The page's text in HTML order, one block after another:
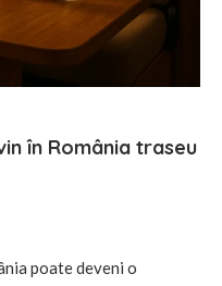
în România traseu
poate deveni o